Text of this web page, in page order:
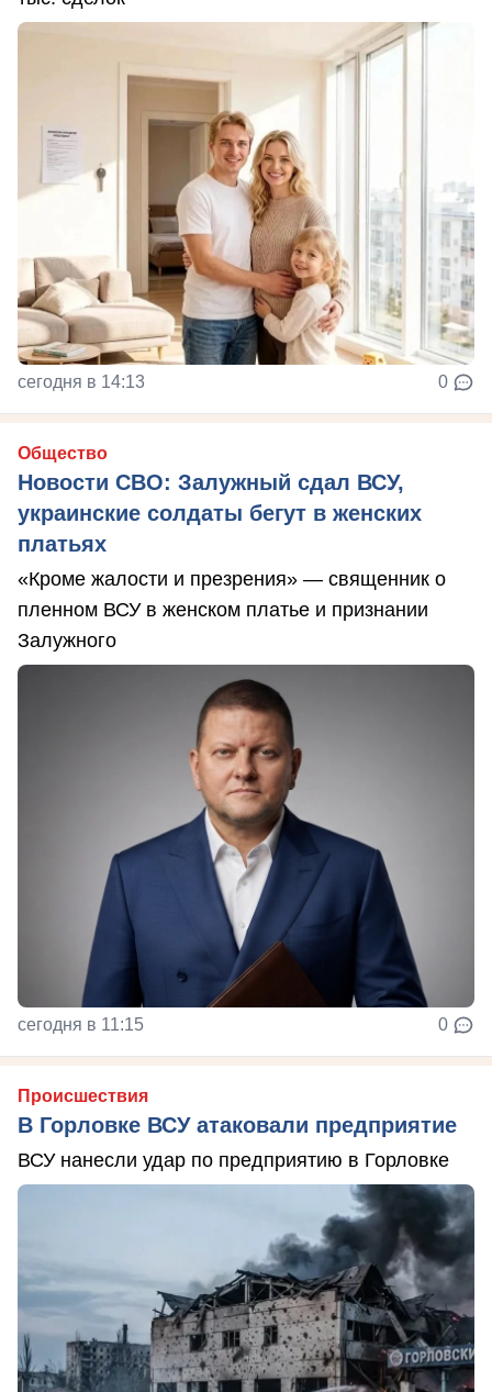
сегодня в 14:13 0
Общество
Новости СВО: Залужный сдал ВСУ,
украинские солдаты бегут в женских
платьях
«Кроме жалости и презрения» — священник о
пленном ВСУ в женском платье и признании
Залужного
сегодня в 11:15 0
Происшествия
В Горловке ВСУ атаковали предприятие
ВСУ нанесли удар по предприятию в Горловке